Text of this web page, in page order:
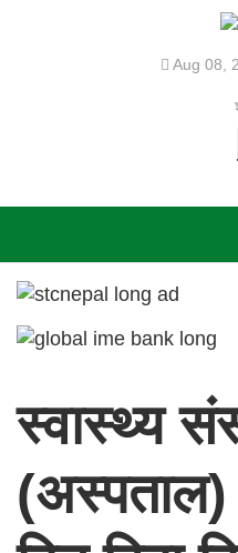
Aug 08,
स्वास्थ्य
(अस्पताल)